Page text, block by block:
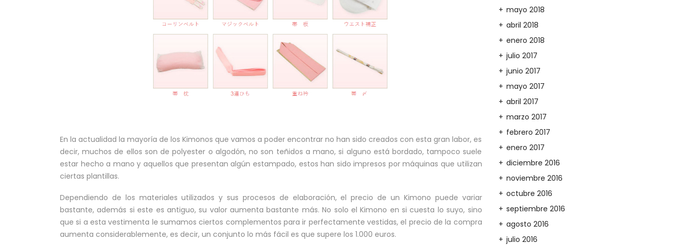
En la actualidad la mayoría de los Kimonos que vamos a poder encontrar no han sido creados con esta gran labor, es
decir, muchos de ellos son de polyester o algodón, no son teñidos a mano, si alguno está bordado, tampoco suele
estar hecho a mano y aquellos que presentan algún estampado, estos han sido impresos por máquinas que utilizan
ciertas plantillas.
Dependiendo de los materiales utilizados y sus procesos de elaboración, el precio de un Kimono puede variar
bastante, además si este es antiguo, su valor aumenta bastante más. No solo el Kimono en si cuesta lo suyo, sino
que si a esta vestimenta le sumamos ciertos complementos para ir perfectamente vestidas, el precio de la compra
aumenta considerablemente, es decir, un conjunto lo más fácil es que supere los 1.000 euros.
mayo 2018
abril 2018
enero 2018
julio 2017
junio 2017
mayo 2017
abril 2017
marzo 2017
febrero 2017
enero 2017
diciembre 2016
noviembre 2016
octubre 2016
septiembre 2016
agosto 2016
julio 2016